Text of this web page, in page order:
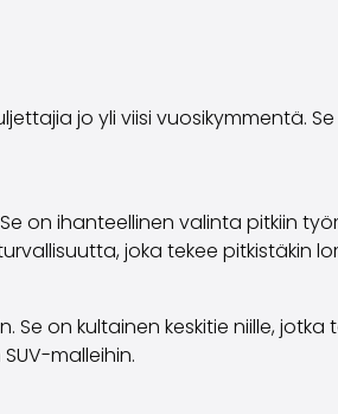
jo yli viisi vuosikymmentä.
on ihanteellinen valinta pitkiin
joka tekee pitkistäkin
on kultainen keskitie niille,
malleihin.